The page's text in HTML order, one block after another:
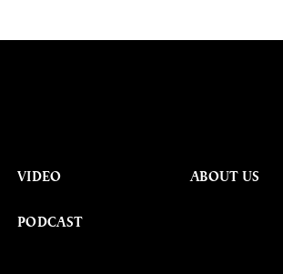
VIDEO
PODCAST
ABOUT US